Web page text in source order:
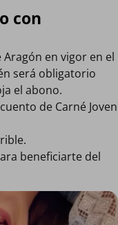
con
Aragón en vigor en el
será obligatorio
el abono.
de Carné Joven
beneficiarte del